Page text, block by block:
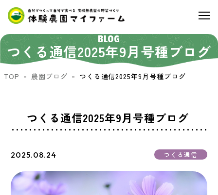
BLOG
つくる通信2025年9月号種ブログ
TOP 農園ブログ つくる通信2025年9月号種ブログ
つくる通信2025年9月号種ブログ
2025.08.24 つくる通信